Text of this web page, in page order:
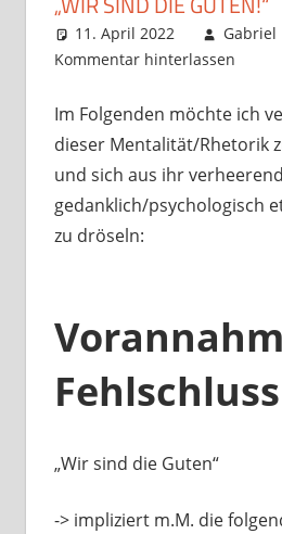
11. April 2022 Gabriel
Kommentar hinterlassen
Im Folgenden möchte ich
dieser Mentalität/Rhetorik
und sich aus ihr
gedanklich/psychologisch
zu dröseln:
Fehlschluss
„Wir sind die Guten“
-> impliziert m.M. die